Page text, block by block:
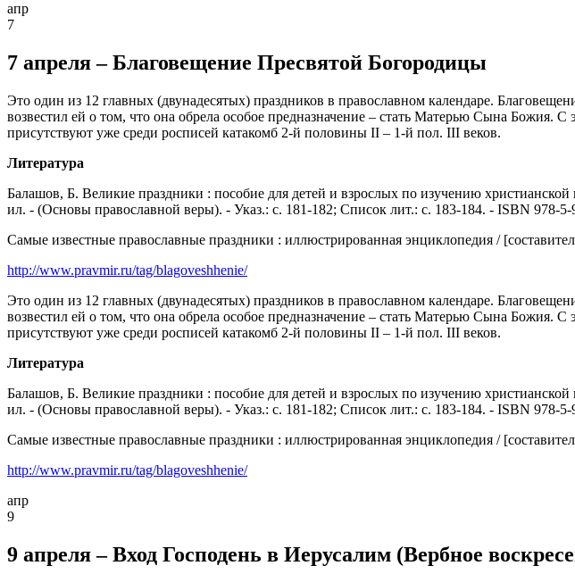
апр
7
7 апреля – Благовещение Пресвятой Богородицы
Это один из 12 главных (двунадесятых) праздников в православном календаре.
возвестил ей о том, что она обрела особое предназначение – стать Матерью Сына Божия.
присутствуют уже среди росписей катакомб 2-й половины II – 1-й пол. III веков.
Литература
Балашов, Б. Великие праздники : пособие для детей и взрослых по изучению
ил. - (Основы православной веры). - Указ.: с. 181-182; Список лит.: с. 183-184. - ISBN 978-5-
Самые известные православные праздники : иллюстрированная энциклопедия /
http://www.pravmir.ru/tag/blagoveshhenie/
Это один из 12 главных (двунадесятых) праздников в православном календаре.
возвестил ей о том, что она обрела особое предназначение – стать Матерью Сына Божия.
присутствуют уже среди росписей катакомб 2-й половины II – 1-й пол. III веков.
Литература
Балашов, Б. Великие праздники : пособие для детей и взрослых по изучению
ил. - (Основы православной веры). - Указ.: с. 181-182; Список лит.: с. 183-184. - ISBN 978-5-
Самые известные православные праздники : иллюстрированная энциклопедия /
http://www.pravmir.ru/tag/blagoveshhenie/
апр
9
9 апреля – Вход Господень в Иерусалим (Вербное